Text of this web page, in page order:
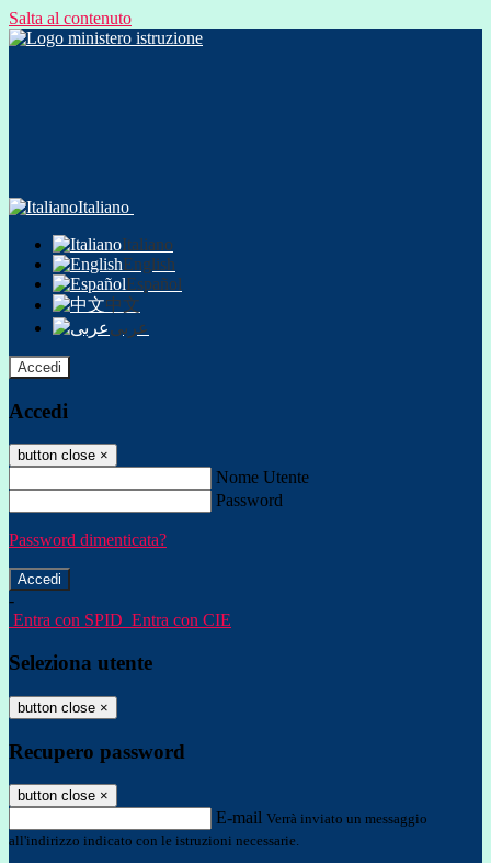
Salta al contenuto
Italiano
Italiano
English
Español
中文
عربى
Accedi
Accedi
button close ×
Nome Utente
Password
Password dimenticata?
-
Entra con SPID Entra con CIE
Seleziona utente
button close ×
Recupero password
button close ×
E-mail Verrà inviato un messaggio
all'indirizzo indicato con le istruzioni necessarie.